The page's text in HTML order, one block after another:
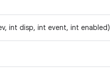
int disp, int event, int enabled)